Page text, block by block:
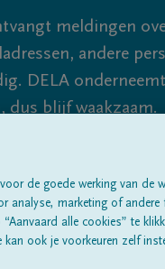
meldingen
andere
DELA
blijf waakzaam.
Alle rouwberichtenOver
de goede werking van de
analyse, marketing of andere
alle cookies” te
ook je voorkeuren zelf